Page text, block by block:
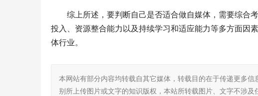
综上所述，要判断自己是否适合做自媒体，需要综合
投入、资源整合能力以及持续学习和适应能力等多方面因
体行业。
本网站有部分内容均转载自其它媒体，转载目的在于传递更多
别所上传图片或文字的知识版权，本站所转载图片、文字不涉